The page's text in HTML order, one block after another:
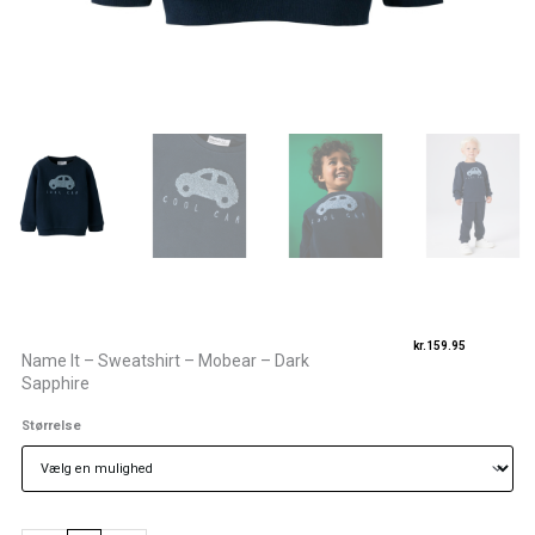
Name It – Sweatshirt – Mobear – Dark
Sapphire
kr. 159.95
Størrelse
Name
It
Sweatshirt
Mobear